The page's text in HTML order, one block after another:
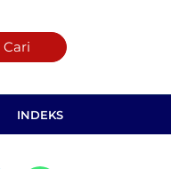
Cari
INDEKS